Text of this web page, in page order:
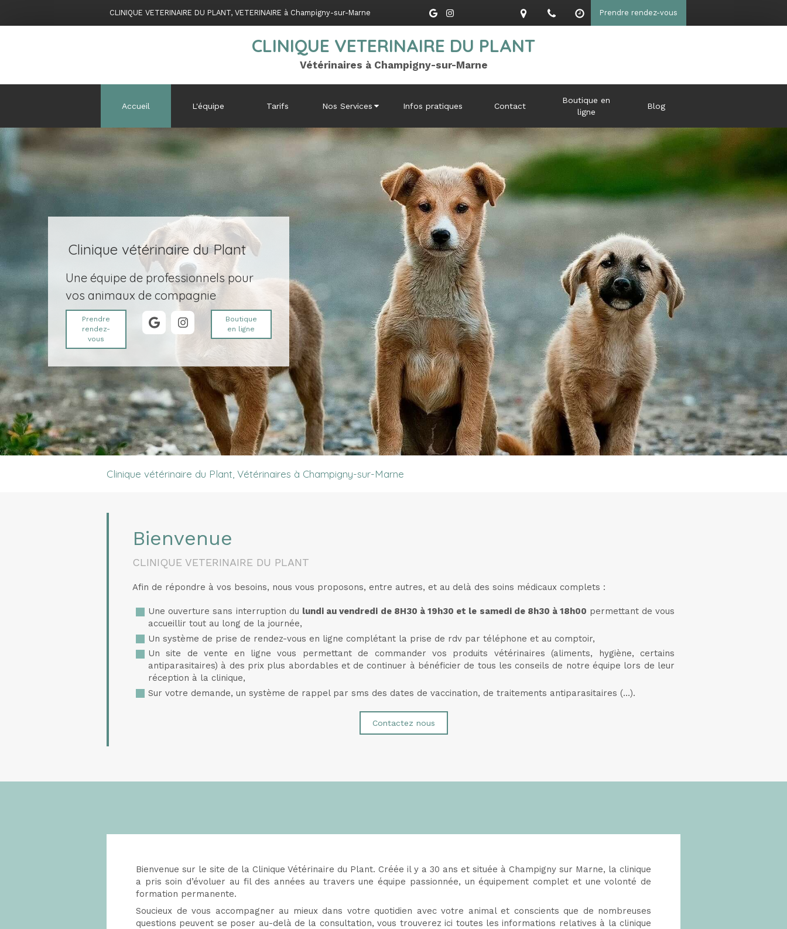
CLINIQUE VETERINAIRE DU PLANT, VETERINAIRE à Champigny-sur-Marne Prendre rendez-vous
CLINIQUE VETERINAIRE DU PLANT
Vétérinaires à Champigny-sur-Marne
Accueil L'équipe Tarifs Nos Services Infos pratiques Contact
Boutique en
ligne
Blog
Clinique vétérinaire du Plant
Une équipe de professionnels pour
vos animaux de compagnie
Prendre
rendez-
vous
Boutique
en ligne
Clinique vétérinaire du Plant, Vétérinaires à Champigny-sur-Marne
Bienvenue
CLINIQUE VETERINAIRE DU PLANT
Afin de répondre à vos besoins, nous vous proposons, entre autres, et au delà des soins médicaux complets :
Une ouverture sans interruption du lundi au vendredi de 8H30 à 19h30 et le samedi de 8h30 à 18h00 permettant de vous
accueillir tout au long de la journée,
Un système de prise de rendez-vous en ligne complétant la prise de rdv par téléphone et au comptoir,
Un site de vente en ligne vous permettant de commander vos produits vétérinaires (aliments, hygiène, certains
antiparasitaires) à des prix plus abordables et de continuer à bénéficier de tous les conseils de notre équipe lors de leur
réception à la clinique,
Sur votre demande, un système de rappel par sms des dates de vaccination, de traitements antiparasitaires (…).
Contactez nous
Bienvenue sur le site de la Clinique Vétérinaire du Plant. Créée il y a 30 ans et située à Champigny sur Marne, la clinique
a pris soin d’évoluer au fil des années au travers une équipe passionnée, un équipement complet et une volonté de
formation permanente.
Soucieux de vous accompagner au mieux dans votre quotidien avec votre animal et conscients que de nombreuses
questions peuvent se poser au-delà de la consultation, vous trouverez ici toutes les informations relatives à la clinique